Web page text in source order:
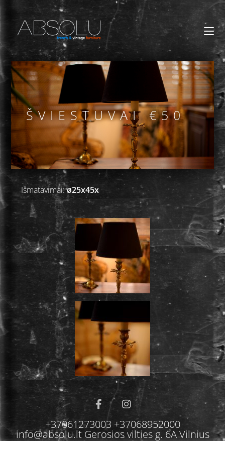
ŠVIESTUVAI €50
Išmatavimai:ø25x45x
+37061273003 +37068952000
info@absolu.lt Gerosios vilties g. 6A Vilnius